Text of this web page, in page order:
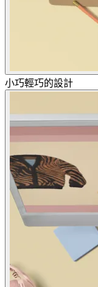
小巧輕巧的設計